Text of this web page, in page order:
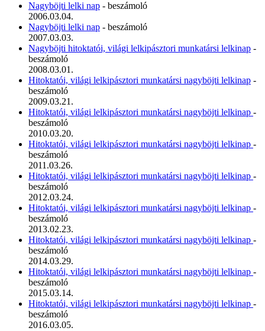
Nagyböjti lelki nap - beszámoló
2006.03.04.
Nagyböjti lelki nap - beszámoló
2007.03.03.
Nagyböjti hitoktatói, világi lelkipásztori munkatársi lelkinap -
beszámoló
2008.03.01.
Hitoktatói, világi lelkipásztori munkatársi nagyböjti lelkinap -
beszámoló
2009.03.21.
Hitoktatói, világi lelkipásztori munkatársi nagyböjti lelkinap -
beszámoló
2010.03.20.
Hitoktatói, világi lelkipásztori munkatársi nagyböjti lelkinap -
beszámoló
2011.03.26.
Hitoktatói, világi lelkipásztori munkatársi nagyböjti lelkinap -
beszámoló
2012.03.24.
Hitoktatói, világi lelkipásztori munkatársi nagyböjti lelkinap -
beszámoló
2013.02.23.
Hitoktatói, világi lelkipásztori munkatársi nagyböjti lelkinap -
beszámoló
2014.03.29.
Hitoktatói, világi lelkipásztori munkatársi nagyböjti lelkinap -
beszámoló
2015.03.14.
Hitoktatói, világi lelkipásztori munkatársi nagyböjti lelkinap -
beszámoló
2016.03.05.